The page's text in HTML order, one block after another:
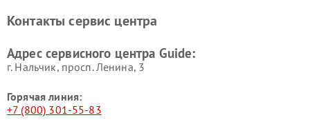
Контакты сервис центра
Адрес сервисного центра Guide:
г. Нальчик, просп. Ленина, 3
Горячая линия:
+7 (800) 301-55-83